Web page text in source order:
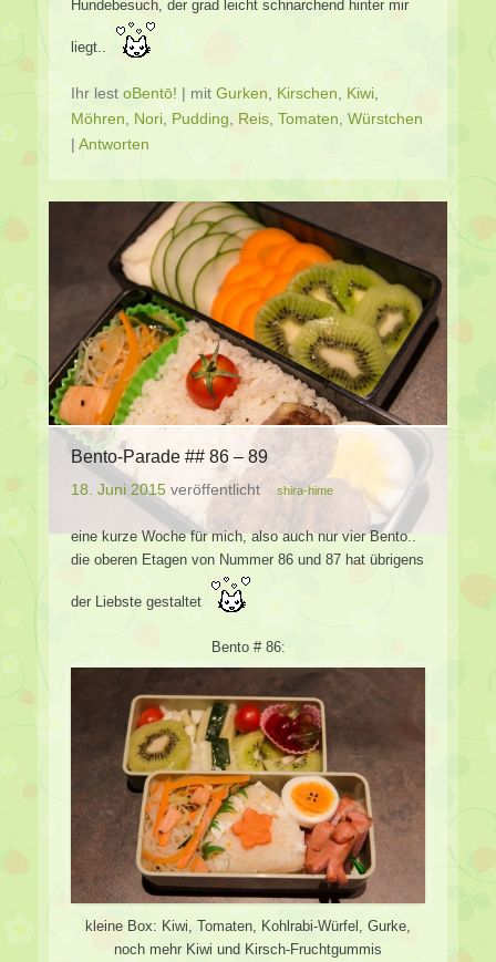
Hundebesuch, der grad leicht schnarchend hinter mir
liegt..
Ihr lest oBentō! | mit Gurken, Kirschen, Kiwi,
Möhren, Nori, Pudding, Reis, Tomaten, Würstchen
| Antworten
Bento-Parade ## 86 – 89
18. Juni 2015 veröffentlicht shira-hime
eine kurze Woche für mich, also auch nur vier Bento..
die oberen Etagen von Nummer 86 und 87 hat übrigens
der Liebste gestaltet
Bento # 86:
kleine Box: Kiwi, Tomaten, Kohlrabi-Würfel, Gurke,
noch mehr Kiwi und Kirsch-Fruchtgummis